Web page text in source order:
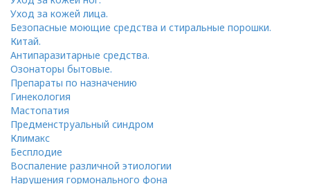
Уход за кожей лица.
Безопасные моющие средства и стиральные порошки.
Китай.
Антипаразитарные средства.
Озонаторы бытовые.
Препараты по назначению
Гинекология
Мастопатия
Предменструальный синдром
Климакс
Бесплодие
Воспаление различной этиологии
Нарушения гормонального фона